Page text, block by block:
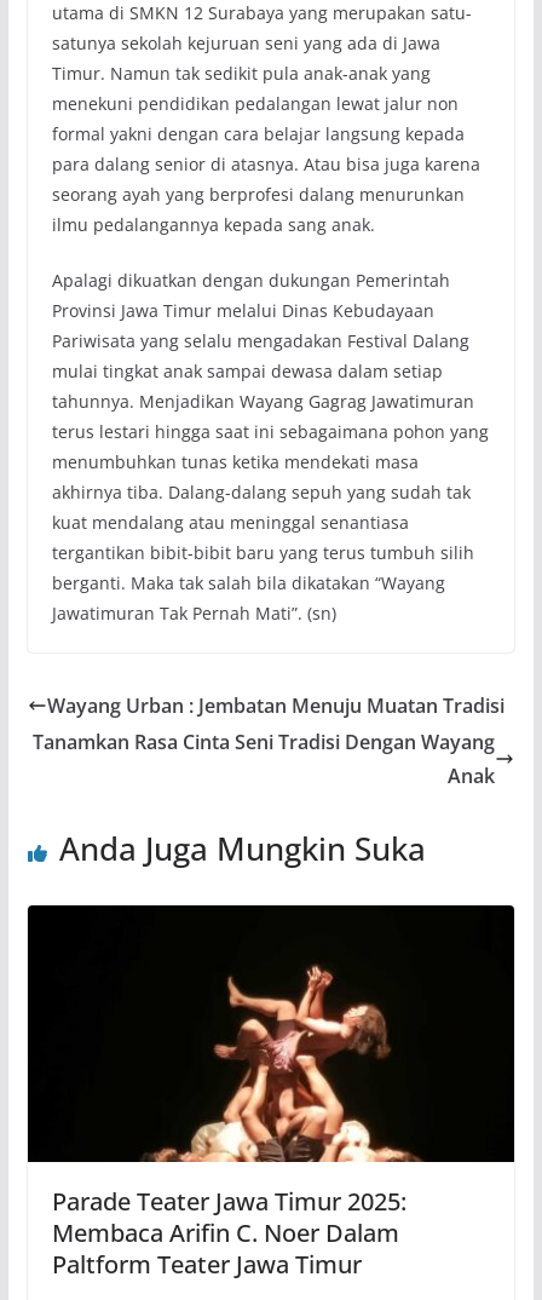
utama di SMKN 12 Surabaya yang merupakan satu-
satunya sekolah kejuruan seni yang ada di Jawa
Timur. Namun tak sedikit pula anak-anak yang
menekuni pendidikan pedalangan lewat jalur non
formal yakni dengan cara belajar langsung kepada
para dalang senior di atasnya. Atau bisa juga karena
seorang ayah yang berprofesi dalang menurunkan
ilmu pedalangannya kepada sang anak.
Apalagi dikuatkan dengan dukungan Pemerintah
Provinsi Jawa Timur melalui Dinas Kebudayaan
Pariwisata yang selalu mengadakan Festival Dalang
mulai tingkat anak sampai dewasa dalam setiap
tahunnya. Menjadikan Wayang Gagrag Jawatimuran
terus lestari hingga saat ini sebagaimana pohon yang
menumbuhkan tunas ketika mendekati masa
akhirnya tiba. Dalang-dalang sepuh yang sudah tak
kuat mendalang atau meninggal senantiasa
tergantikan bibit-bibit baru yang terus tumbuh silih
berganti. Maka tak salah bila dikatakan “Wayang
Jawatimuran Tak Pernah Mati”. (sn)
Wayang Urban : Jembatan Menuju Muatan Tradisi
Tanamkan Rasa Cinta Seni Tradisi Dengan Wayang
Anak
Anda Juga Mungkin Suka
Parade Teater Jawa Timur 2025:
Membaca Arifin C. Noer Dalam
Paltform Teater Jawa Timur